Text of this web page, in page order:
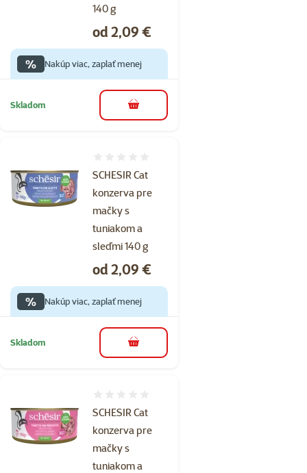
140 g
Cena
od 2,09 €
% Nakúp viac, zaplať menej
Skladom do košíka
SCHESIR Cat
konzerva pre
mačky s
tuniakom a
sleďmi 140 g
Cena
od 2,09 €
% Nakúp viac, zaplať menej
Skladom do košíka
SCHESIR Cat
konzerva pre
mačky s
tuniakom a